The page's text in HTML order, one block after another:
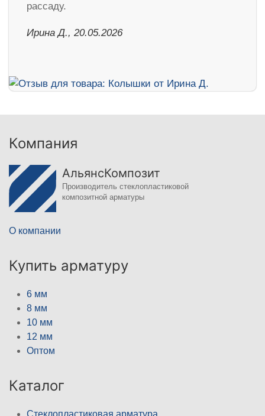
рассаду.
Ирина Д., 20.05.2026
Компания
АльянсКомпозит
Производитель стеклопластиковой
композитной арматуры
О компании
Купить арматуру
6 мм
8 мм
10 мм
12 мм
Оптом
Каталог